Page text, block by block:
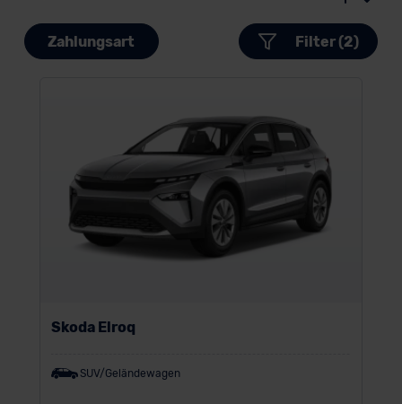
Zahlungsart Filter (2)
Skoda Elroq
SUV/Geländewagen